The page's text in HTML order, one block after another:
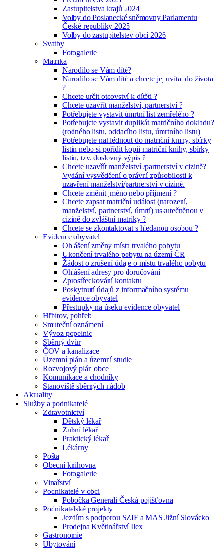
Zastupitelstva krajů 2024
Volby do Poslanecké sněmovny Parlamentu
České republiky 2025
Volby do zastupitelstev obcí 2026
Svatby
Fotogalerie
Matrika
Narodilo se Vám dítě?
Narodilo se Vám dítě a chcete jej uvítat do života
?
Chcete určit otcovství k dítěti ?
Chcete uzavřít manželství, partnerství ?
Potřebujete vystavit úmrtní list zemřelého ?
Potřebujete vystavit duplikát matričního dokladu?
(rodného listu, oddacího listu, úmrtního listu)
Potřebujete nahlédnout do matriční knihy, sbírky
listin nebo si pořídit kopii matriční knihy, sbírky
listin, tzv. doslovný výpis ?
Chcete uzavřít manželství /partnerství v cizině?
Vydání vysvědčení o právní způsobilosti k
uzavření manželství/partnerství v cizině.
Chcete změnit jméno nebo příjmení ?
Chcete zapsat matriční událost (narození,
manželství, partnerství, úmrtí) uskutečněnou v
cizině do zvláštní matriky ?
Chcete se zkontaktovat s hledanou osobou ?
Evidence obyvatel
Ohlášení změny místa trvalého pobytu
Ukončení trvalého pobytu na území ČR
Žádost o zrušení údaje o místu trvalého pobytu
Ohlášení adresy pro doručování
Zprostředkování kontaktu
Poskytnutí údajů z informačního systému
evidence obyvatel
Přestupky na úseku evidence obyvatel
Hřbitov, pohřeb
Smuteční oznámení
Vývoz popelnic
Sběrný dvůr
ČOV a kanalizace
Územní plán a územní studie
Rozvojový plán obce
Komunikace a chodníky
Stanoviště sběrných nádob
Aktuality
Služby a podnikatelé
Zdravotnictví
Dětský lékař
Zubní lékař
Praktický lékař
Lékárny
Pošta
Obecní knihovna
Fotogalerie
Vinařství
Podnikatelé v obci
Pobočka Generali Česká pojišťovna
Podnikatelské projekty
Jezdím s podporou SZIF a MAS Jižní Slovácko
Prodejna Květinářství Ilex
Gastronomie
Ubytování